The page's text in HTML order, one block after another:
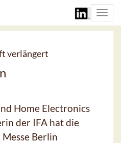
verlängert
Home Electronics
der IFA hat die
Berlin